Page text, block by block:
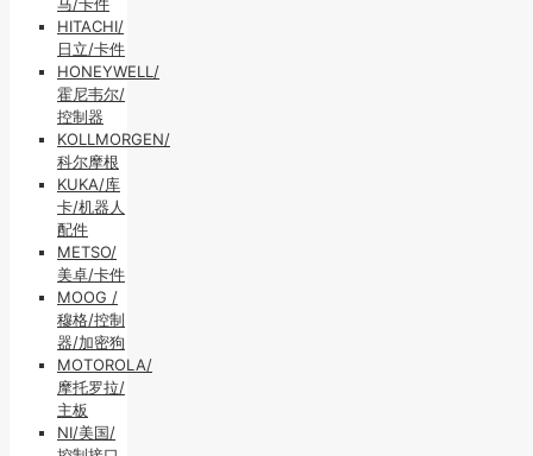
HITACHI/
日立/卡件
HONEYWELL/
霍尼韦尔/
控制器
KOLLMORGEN/
科尔摩根
KUKA/库
卡/机器人
配件
METSO/
美卓/卡件
MOOG /
穆格/控制
器/加密狗
MOTOROLA/
摩托罗拉/
主板
NI/美国/